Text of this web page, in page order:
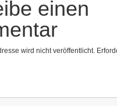
einen
wird nicht veröffentlicht.